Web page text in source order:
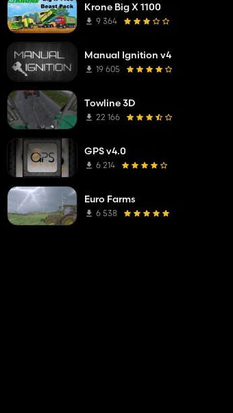
Krone Big X 1100
9 364
Manual Ignition v4
19 605
Towline 3D
22 166
GPS v4.0
6 214
Euro Farms
6 538